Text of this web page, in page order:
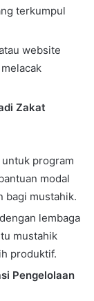
terkumpul
website
Zakat
program
modal
bagi mustahik.
lembaga
mustahik
produktif.
Pengelolaan